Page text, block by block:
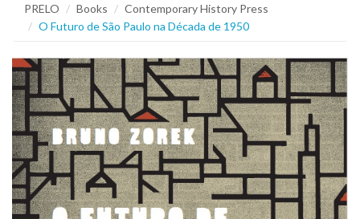
PRELO Books
Contemporary History Press
O Futuro de São Paulo na Década de 1950